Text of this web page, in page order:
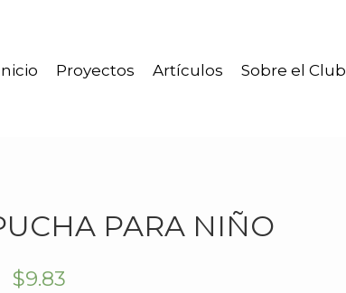
Proyectos Artículos Sobre el Club
PARA NIÑO
$9.83